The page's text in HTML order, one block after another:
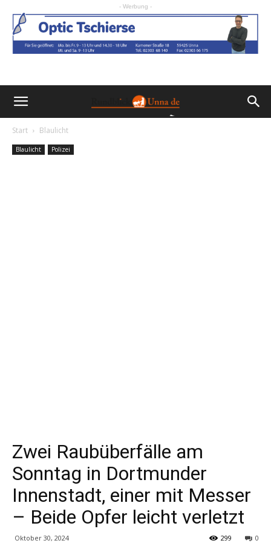
- Werbung -
Start Blaulicht
Blaulicht Polizei
Zwei Raubüberfälle am
Sonntag in Dortmunder
Innenstadt, einer mit Messer
– Beide Opfer leicht verletzt
Oktober 30, 2024 0
299